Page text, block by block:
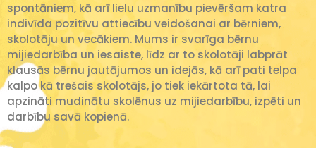
spontāniem, kā arī lielu uzmanību pievēršam katra
indivīda pozitīvu attiecību veidošanai ar bērniem,
skolotāju un vecākiem. Mums ir svarīga bērnu
mijiedarbība un iesaiste, līdz ar to skolotāji labprāt
klausās bērnu jautājumos un idejās, kā arī pati telpa
kalpo kā trešais skolotājs, jo tiek iekārtota tā, lai
apzināti mudinātu skolēnus uz mijiedarbību, izpēti un
darbību savā kopienā.